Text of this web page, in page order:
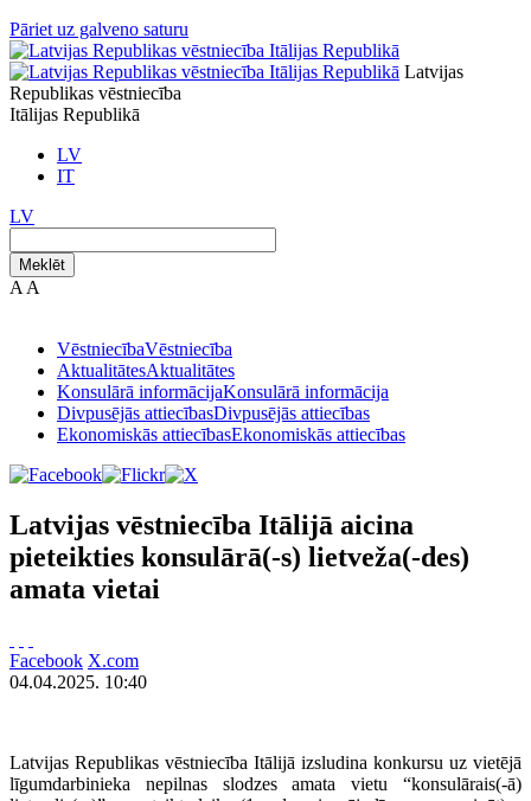
Pāriet uz galveno saturu
Latvijas
Republikas vēstniecība
Itālijas Republikā
LV
IT
LV
Meklēt
A A
VēstniecībaVēstniecība
AktualitātesAktualitātes
Konsulārā informācijaKonsulārā informācija
Divpusējās attiecībasDivpusējās attiecības
Ekonomiskās attiecībasEkonomiskās attiecības
Latvijas vēstniecība Itālijā aicina
pieteikties konsulārā(-s) lietveža(-des)
amata vietai
Facebook X.com
04.04.2025. 10:40
Latvijas Republikas vēstniecība Itālijā izsludina konkursu uz vietējā
līgumdarbinieka nepilnas slodzes amata vietu “konsulārais(-ā)